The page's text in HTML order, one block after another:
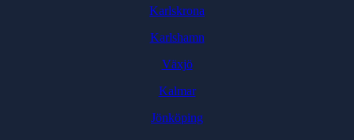
Karlskrona
Karlshamn
Växjö
Kalmar
Jönköping